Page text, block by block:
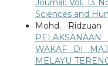
Journal: Vol. 13
Sciences and
Mohd. Ridzuan
WAKAF DI
MELAYU